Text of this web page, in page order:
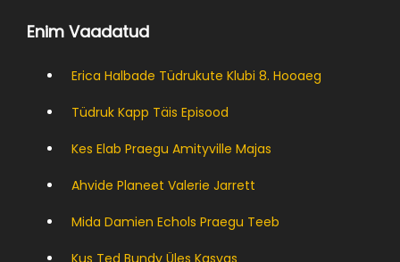
Enim Vaadatud
Erica Halbade Tüdrukute Klubi 8. Hooaeg
Tüdruk Kapp Täis Episood
Kes Elab Praegu Amityville Majas
Ahvide Planeet Valerie Jarrett
Mida Damien Echols Praegu Teeb
Kus Ted Bundy Üles Kasvas